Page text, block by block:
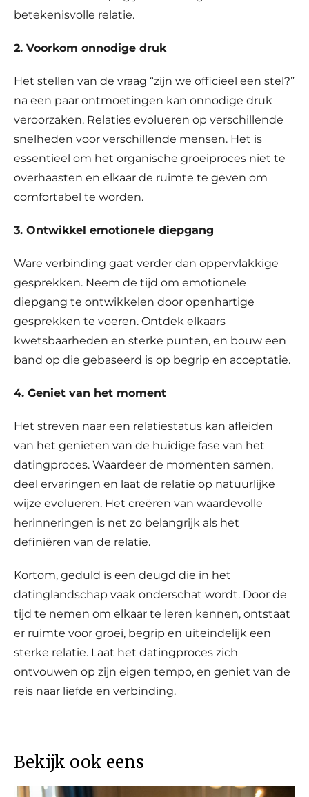
betekenisvolle relatie.
2. Voorkom onnodige druk
Het stellen van de vraag “zijn we officieel een stel?”
na een paar ontmoetingen kan onnodige druk
veroorzaken. Relaties evolueren op verschillende
snelheden voor verschillende mensen. Het is
essentieel om het organische groeiproces niet te
overhaasten en elkaar de ruimte te geven om
comfortabel te worden.
3. Ontwikkel emotionele diepgang
Ware verbinding gaat verder dan oppervlakkige
gesprekken. Neem de tijd om emotionele
diepgang te ontwikkelen door openhartige
gesprekken te voeren. Ontdek elkaars
kwetsbaarheden en sterke punten, en bouw een
band op die gebaseerd is op begrip en acceptatie.
4. Geniet van het moment
Het streven naar een relatiestatus kan afleiden
van het genieten van de huidige fase van het
datingproces. Waardeer de momenten samen,
deel ervaringen en laat de relatie op natuurlijke
wijze evolueren. Het creëren van waardevolle
herinneringen is net zo belangrijk als het
definiëren van de relatie.
Kortom, geduld is een deugd die in het
datinglandschap vaak onderschat wordt. Door de
tijd te nemen om elkaar te leren kennen, ontstaat
er ruimte voor groei, begrip en uiteindelijk een
sterke relatie. Laat het datingproces zich
ontvouwen op zijn eigen tempo, en geniet van de
reis naar liefde en verbinding.
Bekijk ook eens